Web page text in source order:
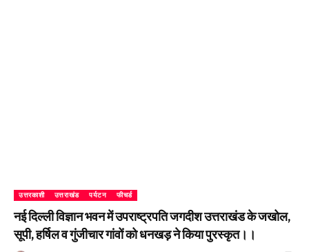
उत्तरकाशी उत्तराखंड पर्यटन फीचर्ड
नई दिल्ली विज्ञान भवन में उपराष्ट्रपति जगदीश उत्तराखंड के जखोल,
सूपी, हर्षिल व गुंजीचार गांवों को धनखड़ ने किया पुरस्कृत।।